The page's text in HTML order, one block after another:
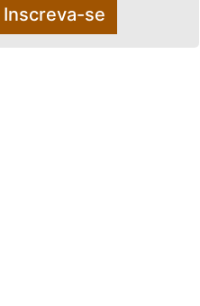
Inscreva-se